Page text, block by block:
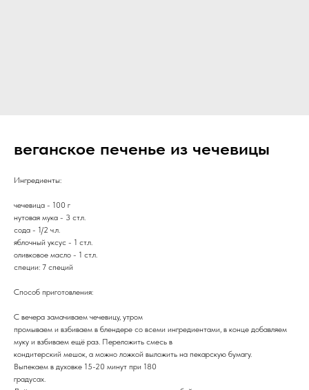
веганское печенье из чечевицы
Ингредиенты:
чечевица - 100 г
нутовая мука - 3 ст.л.
сода - 1/2 ч.л.
яблочный уксус - 1 ст.л.
оливковое масло - 1 ст.л.
специи: 7 специй
Способ приготовления:
С вечера замачиваем чечевицу, утром
промываем и взбиваем в блендере со всеми ингредиентами, в конце добавляем
муку и взбиваем ещё раз. Переложить смесь в
кондитерский мешок, а можно ложкой выложить на пекарскую бумагу.
Выпекаем в духовке 15-20 минут при 180
градусах.